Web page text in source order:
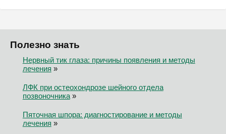
Полезно знать
Нервный тик глаза: причины появления и методы
лечения »
ЛФК при остеохондрозе шейного отдела
позвоночника»
Пяточная шпора: диагностирование и методы
лечения »